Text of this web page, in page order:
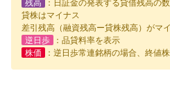
残高
：日証金の発表する貸借残高の
貸株はマイナス
差引残高（融資残高ー貸株残高）がマ
逆日歩
：品貸料率を表示
株価
：逆日歩常連銘柄の場合、終値